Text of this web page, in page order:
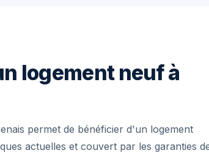
logement neuf à
permet de bénéficier d'un logement
actuelles et couvert par les garanties